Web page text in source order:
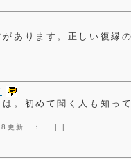
あります。正しい復縁
は。初めて聞く人も知っ
更新 ： | |